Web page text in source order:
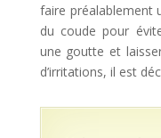
faire préalablement
du coude pour
une goutte et
d’irritations, il est